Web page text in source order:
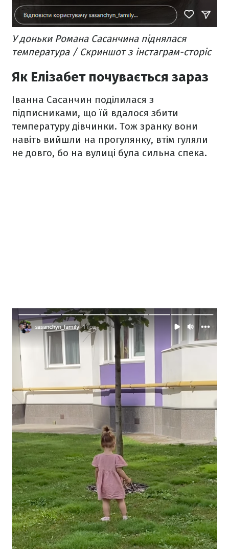
У доньки Романа Сасанчина піднялася
температура / Скриншот з інстаграм-сторіс
Як Елізабет почувається зараз
Іванна Сасанчин поділилася з
підписниками, що їй вдалося збити
температуру дівчинки. Тож зранку вони
навіть вийшли на прогулянку, втім гуляли
не довго, бо на вулиці була сильна спека.